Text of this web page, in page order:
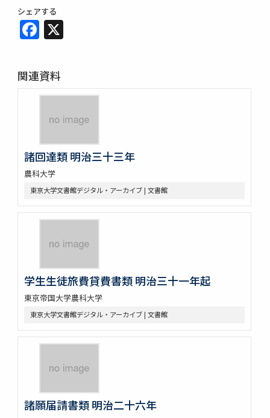
シェアする
Facebook
関連資料
諸回達類 明治三十三年
農科大学
東京大学文書館デジタル・アーカイブ | 文書館
学生生徒旅費貸費書類 明治三十一年起
東京帝国大学農科大学
東京大学文書館デジタル・アーカイブ | 文書館
諸願届請書類 明治二十六年